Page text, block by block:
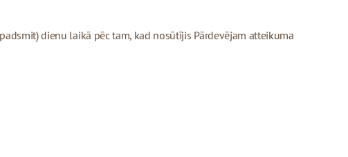
dienu laikā pēc tam, kad nosūtījis Pārdevējam atteikuma